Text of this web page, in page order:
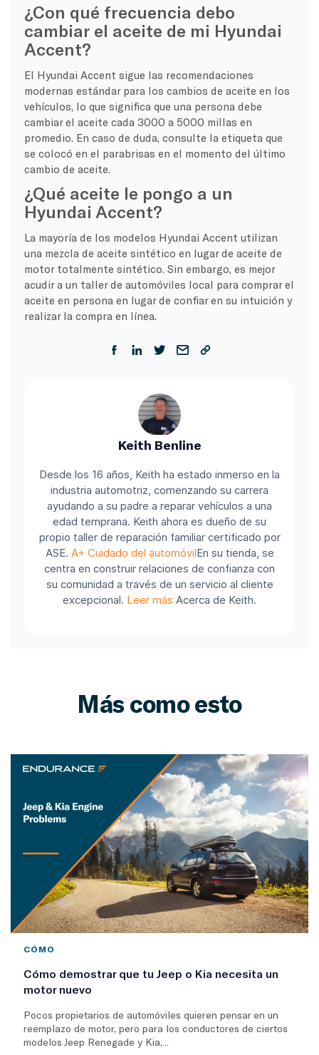
¿Con qué frecuencia debo
cambiar el aceite de mi Hyundai
Accent?
El Hyundai Accent sigue las recomendaciones
modernas estándar para los cambios de aceite en los
vehículos, lo que significa que una persona debe
cambiar el aceite cada 3000 a 5000 millas en
promedio. En caso de duda, consulte la etiqueta que
se colocó en el parabrisas en el momento del último
cambio de aceite.
¿Qué aceite le pongo a un
Hyundai Accent?
La mayoría de los modelos Hyundai Accent utilizan
una mezcla de aceite sintético en lugar de aceite de
motor totalmente sintético. Sin embargo, es mejor
acudir a un taller de automóviles local para comprar el
aceite en persona en lugar de confiar en su intuición y
realizar la compra en línea.
Keith Benline
Desde los 16 años, Keith ha estado inmerso en la
industria automotriz, comenzando su carrera
ayudando a su padre a reparar vehículos a una
edad temprana. Keith ahora es dueño de su
propio taller de reparación familiar certificado por
ASE. A+ Cuidado del automóvilEn su tienda, se
centra en construir relaciones de confianza con
su comunidad a través de un servicio al cliente
excepcional. Leer más Acerca de Keith.
Más como esto
CÓMO
Cómo demostrar que tu Jeep o Kia necesita un
motor nuevo
Pocos propietarios de automóviles quieren pensar en un
reemplazo de motor, pero para los conductores de ciertos
modelos Jeep Renegade y Kia,...